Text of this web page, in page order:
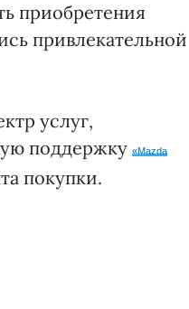
приобретения
привлекательной
услуг,
поддержку «Mazda
покупки.